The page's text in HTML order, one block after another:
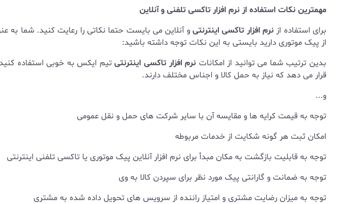
مهمترین نکات استفاده از نرم افزار تاکسی تلفنی و آنلاین
برای استفاده از نرم افزار تاکسی اینترنتی و آنلاین می بایست حتما نکاتی را رعایت کنید. شما
از پیک موتوری دارید بایستی به این نکات توجه داشته باشید:
بدین ترتیب شما می توانید از امکانات نرم افزار تاکسی اینترنتیتیم ایکس به خوبی استفاده
قرار می دهد که نیاز به حمل کالا و اجناس مختلف دارند.
و...
توجه به قیمت کرایه ها و مقایسه آن با سایر شرکت های حمل و نقل عمومی
امکان ثبت هر گونه شکایت از خدمات مربوطه
توجه به قابلیت بازگشت به مکان مبدأ برای نرم افزار آنلاین پیک موتوری یا تاکسی تلفنی اینترنتی
توجه به ضمانت و گارانتی پیک مورد نظر برای سپردن کالا به وی
توجه به میزان رضایت مشتری و امتیاز راننده از سرویس های تحویل داده شده به مشتری